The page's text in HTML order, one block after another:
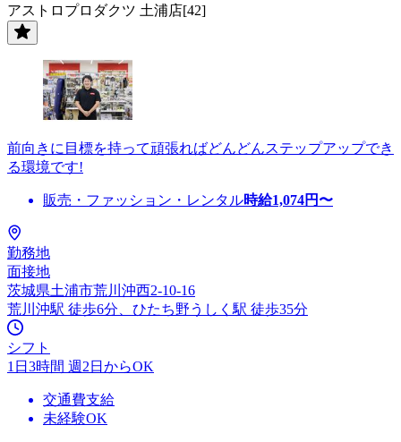
アストロプロダクツ 土浦店[42]
前向きに目標を持って頑張ればどんどんステップアップでき
る環境です!
販売・ファッション・レンタル時給1,074円〜
勤務地
面接地
茨城県土浦市荒川沖西2-10-16
荒川沖駅 徒歩6分、ひたち野うしく駅 徒歩35分
シフト
1日3時間 週2日からOK
交通費支給
未経験OK